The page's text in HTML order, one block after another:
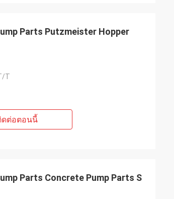
Parts Putzmeister Hopper
T
ดต่อตอนนี้
Parts Concrete Pump Parts S